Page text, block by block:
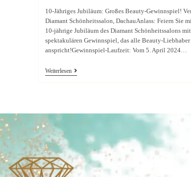
10-Jähriges Jubiläum: Großes Beauty-Gewinnspiel!
Diamant Schönheitssalon, DachauAnlass: Feiern Sie
10-jährige Jubiläum des Diamant Schönheitssalons
spektakulären Gewinnspiel, das alle Beauty-Liebhaber
anspricht!Gewinnspiel-Laufzeit: Vom 5. April 2024…
Weiterlesen